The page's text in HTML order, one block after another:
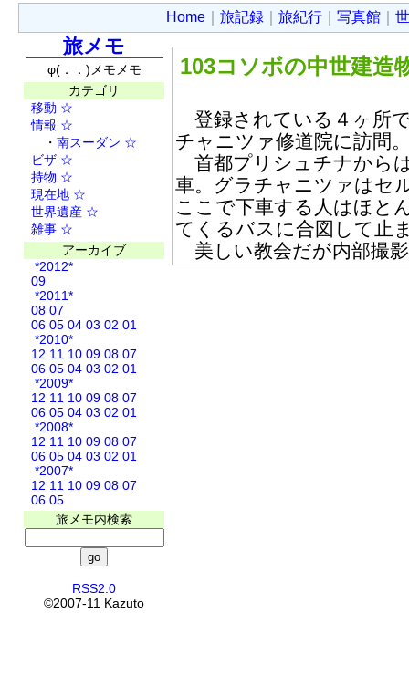
Home 旅記録 旅紀行 写真館
旅メモ
φ(．．)メモメモ
カテゴリ
移動 ☆
情報 ☆
・ 南スーダン ☆
ビザ ☆
持物 ☆
現在地 ☆
世界遺産 ☆
雑事 ☆
アーカイブ
*2012*
09
*2011*
08 07
06 05 04 03 02 01
*2010*
12 11 10 09 08 07
06 05 04 03 02 01
*2009*
12 11 10 09 08 07
06 05 04 03 02 01
*2008*
12 11 10 09 08 07
06 05 04 03 02 01
*2007*
12 11 10 09 08 07
06 05
旅メモ内検索
RSS2.0
©2007-11 Kazuto
103コソボの中世建造
登録されている４ヶ所
チャニツァ修道院に訪問
首都プリシュチナから
車。グラチャニツァはセ
ここで下車する人はほと
てくるバスに合図して止
美しい教会だが内部撮